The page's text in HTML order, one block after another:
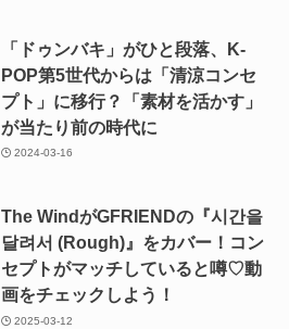
「ドゥンバキ」がひと段落、K-
POP第5世代からは「清涼コンセ
プト」に移行？「素材を活かす」
が当たり前の時代に
2024-03-16
The WindがGFRIENDの『시간을
달려서 (Rough)』をカバー！コン
セプトがマッチしていると噂♡動
画をチェックしよう！
2025-03-12